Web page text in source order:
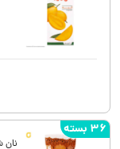
36 بسته